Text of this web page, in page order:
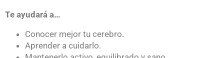
Te ayudará a…
Conocer mejor tu cerebro.
Aprender a cuidarlo.